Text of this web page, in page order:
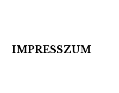
IMPRESSZUM